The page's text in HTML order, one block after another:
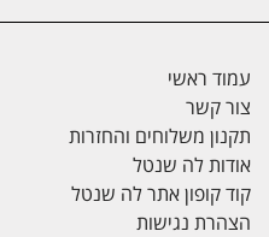
עמוד ראשי
צור קשר
תקנון משלוחים והחזרות
אודות לה שנטל
קוד קופון אתר לה שנטל
הצהרת נגישות